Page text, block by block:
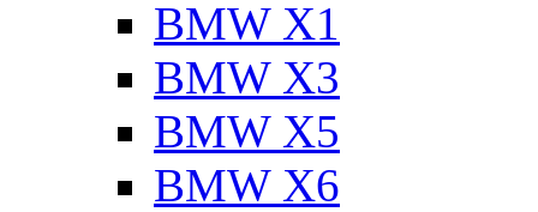
BMW X1
BMW X3
BMW X5
BMW X6